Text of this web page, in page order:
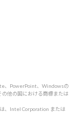
、PowerPoint、Windowsの
他の国における商標または
、Intel Corporation または